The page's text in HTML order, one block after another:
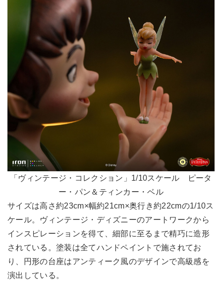
「ヴィンテージ・コレクション」1/10スケール ピータ
ー・パン＆ティンカー・ベル
サイズは高さ約23cm×幅約21cm×奥行き約22cmの1/10ス
ケール。ヴィンテージ・ディズニーのアートワークから
インスピレーションを得て、細部に至るまで精巧に造形
されている。塗装は全てハンドペイントで施されてお
り、円形の台座はアンティーク風のデザインで高級感を
演出している。